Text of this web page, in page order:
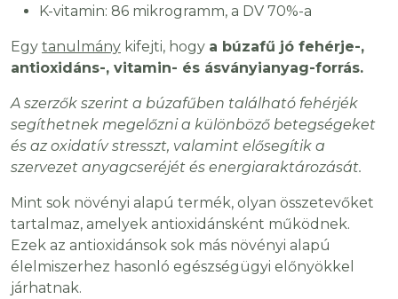
K-vitamin: 86 mikrogramm, a DV 70%-a
Egy tanulmány kifejti, hogy a búzafű jó fehérje-,
antioxidáns-, vitamin- és ásványianyag-forrás.
A szerzők szerint a búzafűben található fehérjék
segíthetnek megelőzni a különböző betegségeket
és az oxidatív stresszt, valamint elősegítik a
szervezet anyagcseréjét és energiaraktározását.
Mint sok növényi alapú termék, olyan összetevőket
tartalmaz, amelyek antioxidánsként működnek.
Ezek az antioxidánsok sok más növényi alapú
élelmiszerhez hasonló egészségügyi előnyökkel
járhatnak.